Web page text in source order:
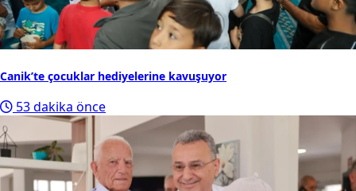
Canik’te çocuklar hediyelerine kavuşuyor
53 dakika önce